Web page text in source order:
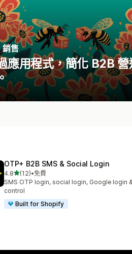
銷售
應用程式，簡化 B2B 營
OTP+ B2B SMS & Social Login
4.8滿分 5 顆星
(12)
共有 12 則評價
•免費
SMS OTP login, social login, Google login
control
Built for Shopify